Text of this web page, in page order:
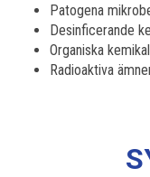
Patogena
Desinficerande
Organiska
Radioaktiva